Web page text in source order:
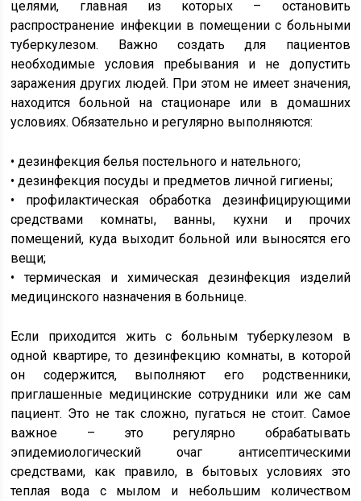
целями, главная из которых – остановить
распространение инфекции в помещении с больными
туберкулезом. Важно создать для пациентов
необходимые условия пребывания и не допустить
заражения других людей. При этом не имеет значения,
находится больной на стационаре или в домашних
условиях. Обязательно и регулярно выполняются:
• дезинфекция белья постельного и нательного;
• дезинфекция посуды и предметов личной гигиены;
• профилактическая обработка дезинфицирующими
средствами комнаты, ванны, кухни и прочих
помещений, куда выходит больной или выносятся его
вещи;
• термическая и химическая дезинфекция изделий
медицинского назначения в больнице.
Если приходится жить с больным туберкулезом в
одной квартире, то дезинфекцию комнаты, в которой
он содержится, выполняют его родственники,
приглашенные медицинские сотрудники или же сам
пациент. Это не так сложно, пугаться не стоит. Самое
важное – это регулярно обрабатывать
эпидемиологический очаг антисептическими
средствами, как правило, в бытовых условиях это
теплая вода с мылом и небольшим количеством